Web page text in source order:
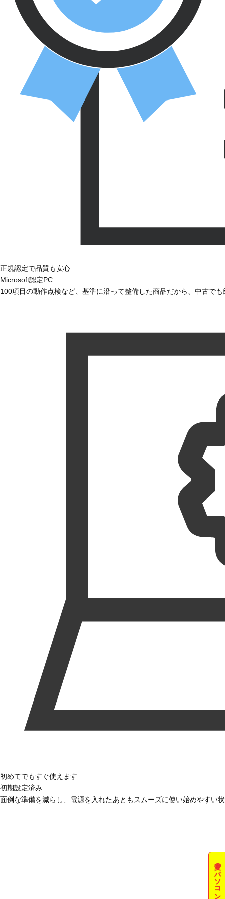
夏のパソコン祭
正規認定で品質も安心
Microsoft認定PC
100項目の動作点検など、基準に沿って整備した商品だから、中古で
初めてでもすぐ使えます
初期設定済み
面倒な準備を減らし、電源を入れたあともスムーズに使い始めやすい